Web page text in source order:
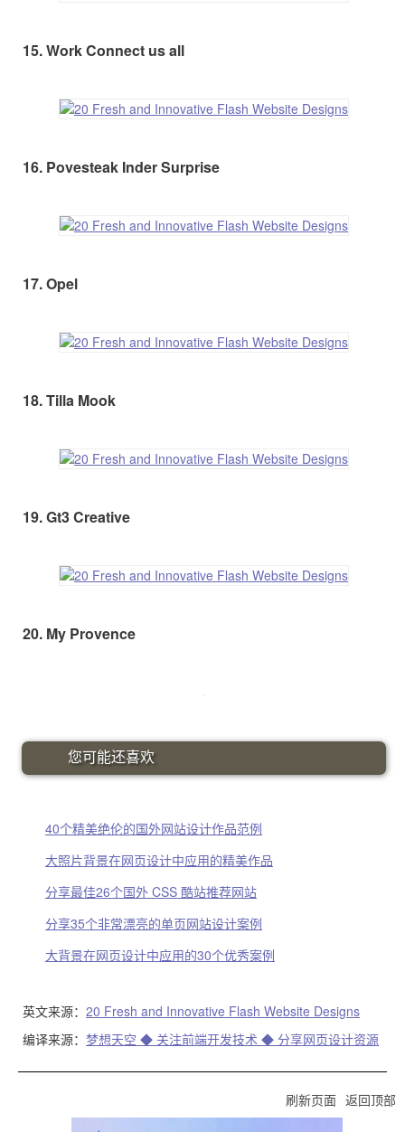
15. Work Connect us all
16. Povesteak Inder Surprise
17. Opel
18. Tilla Mook
19. Gt3 Creative
20. My Provence
您可能还喜欢
40个精美绝伦的国外网站设计作品范例
大照片背景在网页设计中应用的精美作品
分享最佳26个国外 CSS 酷站推荐网站
分享35个非常漂亮的单页网站设计案例
大背景在网页设计中应用的30个优秀案例
英文来源： 20 Fresh and Innovative Flash Website Designs
编译来源： 梦想天空 ◆ 关注前端开发技术 ◆ 分享网页设计资源
刷新页面 返回顶部